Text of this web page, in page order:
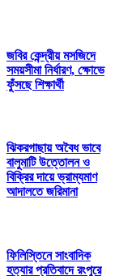
জবির কেন্দ্রীয় মসজিদে
সময়সীমা নির্ধারণ, ক্ষোভে
ফুঁসছে শিক্ষার্থী
ঝিকরগাছায় অবৈধ ভাবে
বালুমাটি উত্তোলন ও
বিক্রির দায়ে ভ্রাম্যমাণ
আদালতে জরিমানা
ফিলিস্তিনে সাংবাদিক
হত্যার প্রতিবাদে রংপুরে